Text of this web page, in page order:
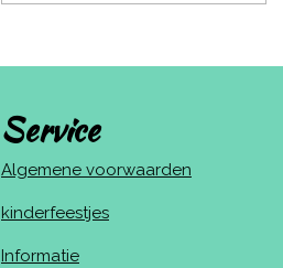
Service
Algemene voorwaarden
kinderfeestjes
Informatie